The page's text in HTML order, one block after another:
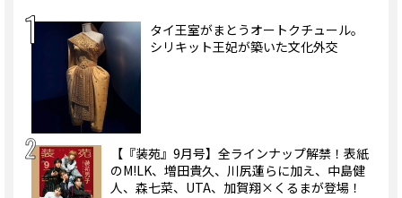
タイ王室がまとうオートクチュール。
シリキット王妃が築いた文化外交
【『装苑』9月号】全ラインナップ解禁！表紙
のM!LK、増田貴久、川尻蓮らに加え、中島健
人、森七菜、UTA、加賀翔×くるまが登場！